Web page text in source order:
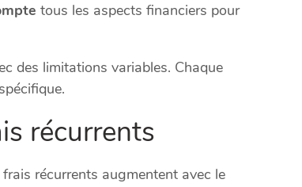
tous les aspects financiers pour
des limitations variables. Chaque
récurrents
récurrents augmentent avec le